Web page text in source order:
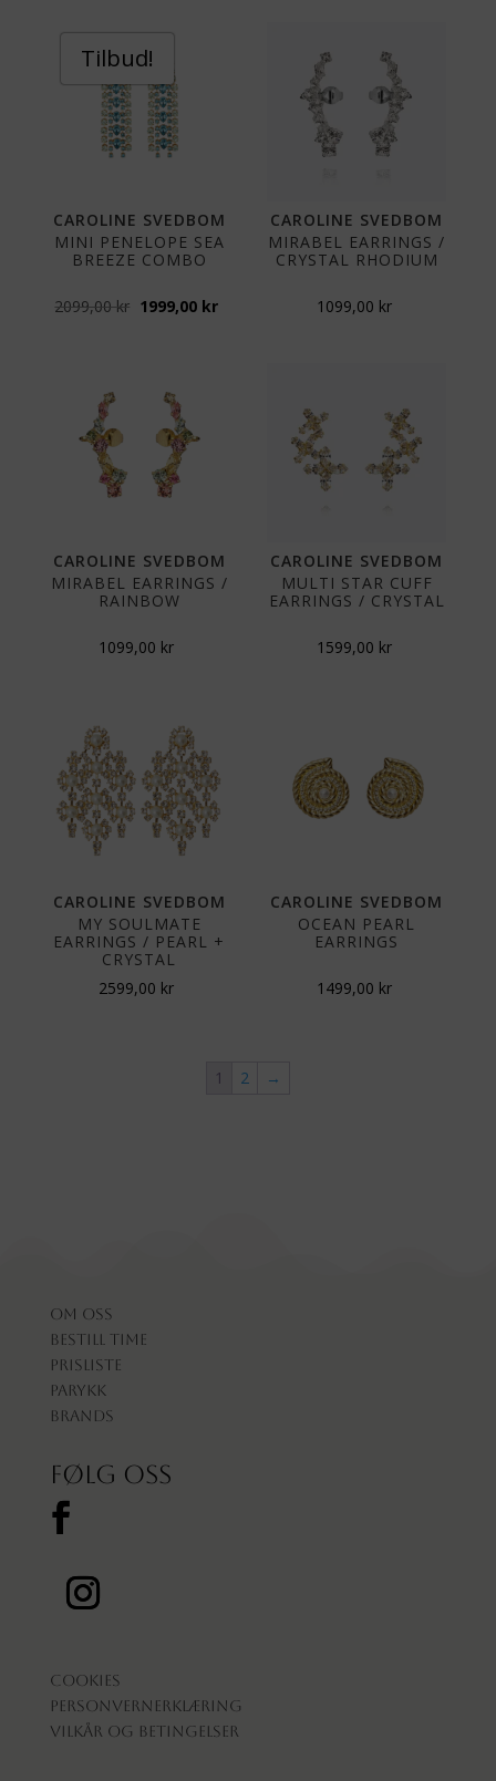
Tilbud!
CAROLINE SVEDBOM
MINI PENELOPE SEA
BREEZE COMBO
2099,00kr Opprinnelig
1999,00 kr
CAROLINE SVEDBOM
MIRABEL EARRINGS /
CRYSTAL RHODIUM
1099,00 kr
CAROLINE SVEDBOM
MIRABEL EARRINGS /
RAINBOW
1099,00 kr
CAROLINE SVEDBOM
MULTI STAR CUFF
EARRINGS / CRYSTAL
1599,00 kr
CAROLINE SVEDBOM
MY SOULMATE
EARRINGS / PEARL +
CRYSTAL
2599,00 kr
CAROLINE SVEDBOM
OCEAN PEARL
EARRINGS
1499,00 kr
1 2 →
Om oss
Bestill time
Prisliste
Parykk
Brands
Følg oss
Cookies
Personvernerklæring
Vilkår og betingelser